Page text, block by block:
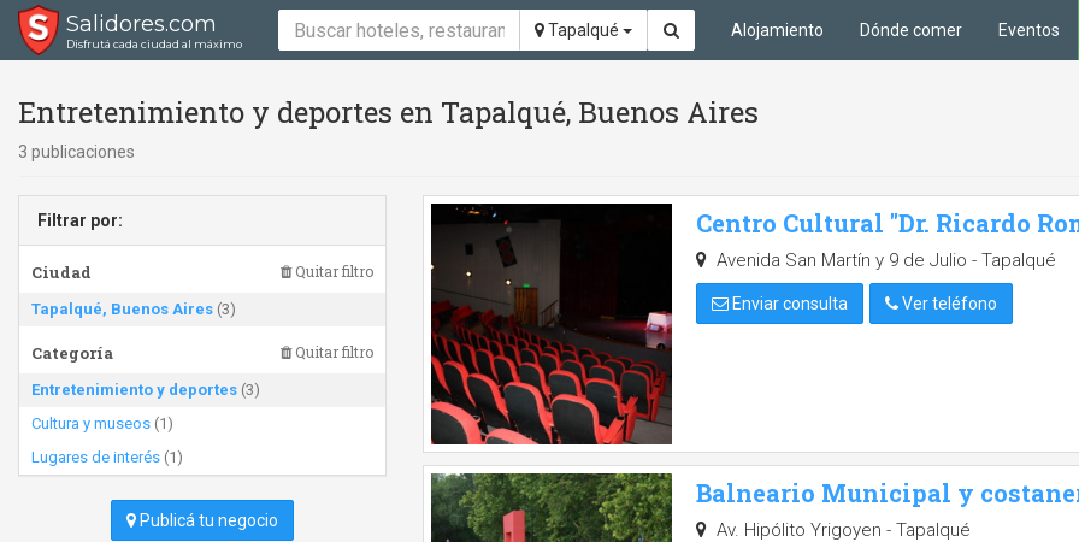
Salidores.com
Disfrutá cada ciudad al máximo
Tapalqué Alojamiento Dónde comer Eventos
Entretenimiento y deportes en Tapalqué, Buenos Aires
3 publicaciones
Filtrar por:
Ciudad Quitar filtro
Tapalqué, Buenos Aires (3)
Categoría Quitar filtro
Entretenimiento y deportes (3)
Cultura y museos (1)
Lugares de interés (1)
Publicá tu negocio
Centro Cultural "Dr. Ricardo
Avenida San Martín y 9 de Julio - Tapalqué
Enviar consulta Ver teléfono
Balneario Municipal y
Av. Hipólito Yrigoyen - Tapalqué